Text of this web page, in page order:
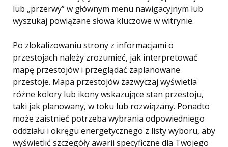
lub „przerwy” w głównym menu nawigacyjnym lub
wyszukaj powiązane słowa kluczowe w witrynie.
Po zlokalizowaniu strony z informacjami o
przestojach należy zrozumieć, jak interpretować
mapę przestojów i przeglądać zaplanowane
przestoje. Mapa przestojów zazwyczaj wyświetla
różne kolory lub ikony wskazujące stan przestoju,
taki jak planowany, w toku lub rozwiązany. Ponadto
może zaistnieć potrzeba wybrania odpowiedniego
oddziału i okręgu energetycznego z listy wyboru, aby
wyświetlić szczegóły awarii specyficzne dla Twojego